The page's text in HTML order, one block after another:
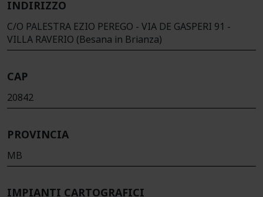
INDIRIZZO
C/O PALESTRA EZIO PEREGO - VIA DE GASPERI 91 -
VILLA RAVERIO (Besana in Brianza)
CAP
20842
PROVINCIA
MB
IMPIANTI CARTOGRAFICI